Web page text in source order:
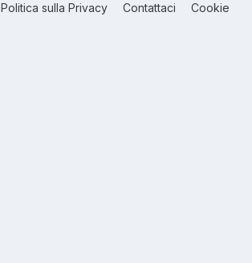
Politica sulla Privacy Contattaci Cookie